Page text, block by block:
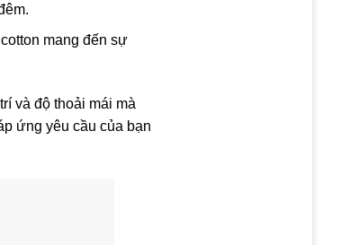
mang đến sự
và độ thoải mái mà
ứng yêu cầu của bạn